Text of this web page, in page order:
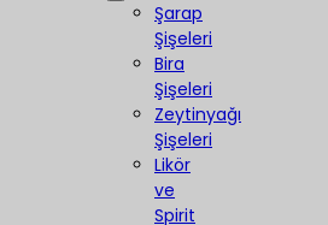
Şarap
Şişeleri
Bira
Şişeleri
Zeytinyağı
Şişeleri
Likör
ve
Spirit